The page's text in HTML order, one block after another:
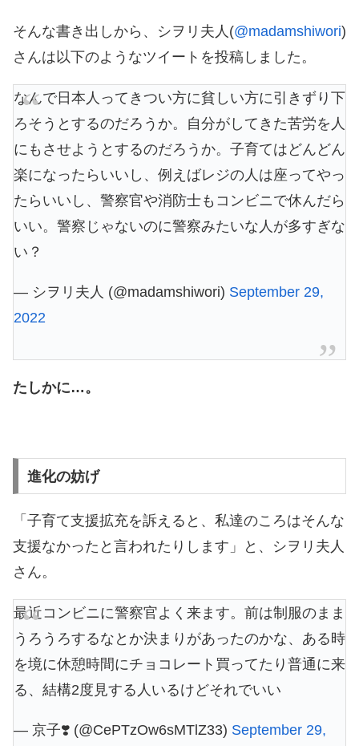
そんな書き出しから、シヲリ夫人(@madamshiwori)
さんは以下のようなツイートを投稿しました。
なんで日本人ってきつい方に貧しい方に引きずり下
ろそうとするのだろうか。自分がしてきた苦労を人
にもさせようとするのだろうか。子育てはどんどん
楽になったらいいし、例えばレジの人は座ってやっ
たらいいし、警察官や消防士もコンビニで休んだら
いい。警察じゃないのに警察みたいな人が多すぎな
い？
— シヲリ夫人 (@madamshiwori) September 29,
2022
たしかに…。
進化の妨げ
「子育て支援拡充を訴えると、私達のころはそんな
支援なかったと言われたりします」と、シヲリ夫人
さん。
最近コンビニに警察官よく来ます。前は制服のまま
うろうろするなとか決まりがあったのかな、ある時
を境に休憩時間にチョコレート買ってたり普通に来
る、結構2度見する人いるけどそれでいい
— 京子❣️ (@CePTzOw6sMTlZ33) September 29,